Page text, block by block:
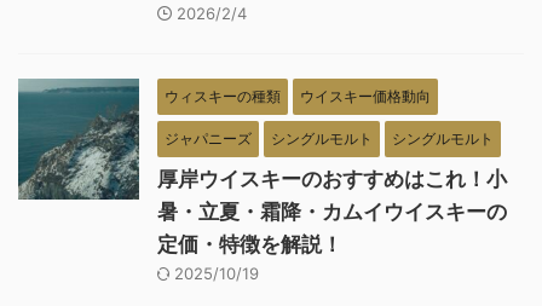
2026/2/4
ウィスキーの種類 ウイスキー価格動向
ジャパニーズ シングルモルト シングルモルト
厚岸ウイスキーのおすすめはこれ！小
暑・立夏・霜降・カムイウイスキーの
定価・特徴を解説！
2025/10/19